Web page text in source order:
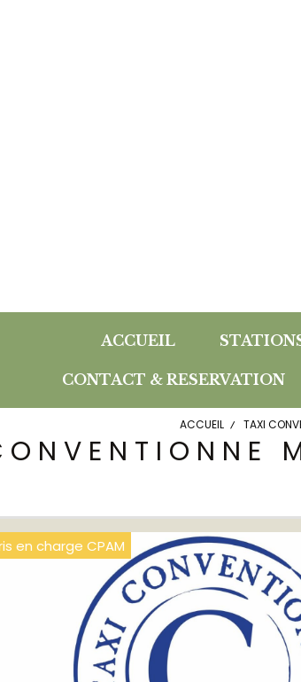
ACCUEIL
CONTACT & RESERVATION
ACCUEIL TAXI
en charge CPAM